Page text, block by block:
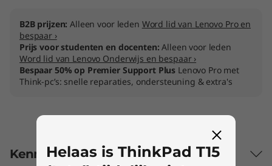
B2B prijzen:Alleen voor leden Word lid van Lenovo Pro en
bespaar ›
Prijs voor studenten en docenten:Alleen voor leden
Word lid van Lenovo Onderwijs en bespaar ›
Bespaar 50% op Premier Support Plus Lenovo Pro met
Think-pc’s: snelle reparaties, ondersteuning & extra's
KenmerkenHelaas is ThinkPad T15